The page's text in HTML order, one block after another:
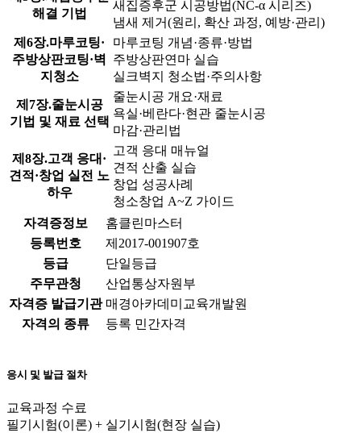
해결 기법
새집증후군 시공방법(NC-α 시리즈)
냄새 제거(원리, 확산 과정, 예방·관리)
제6장.마루코팅·
주방상판코팅·벽
지청소
마루코팅 개념·종류·방법
주방상판연마 실습
실크벽지 청소법·주의사항
제7장.줄눈시공
기법 및 재료 선택
줄눈시공 개요·재료
욕실·베란다·현관 줄눈시공
마감·관리법
제8장.고객 응대·
견적·창업 실전 노
하우
고객 응대 매뉴얼
견적 산출 실습
창업 성공사례
청소창업 A~Z 가이드
자격증정보
홈클린마스터
등록번호
제2017-001907호
등급
단일등급
주무관청
산업통상자원부
자격증 발급기관 매경아카데미교육개발원
자격의 종류
등록 민간자격
응시 및 발급 절차
교육과정 수료
필기시험(이론) + 실기시험(현장 실습)